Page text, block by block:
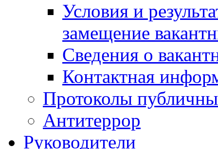
Условия и
замещение
Сведения о
Контактная
Протоколы
Антитеррор
Руководители